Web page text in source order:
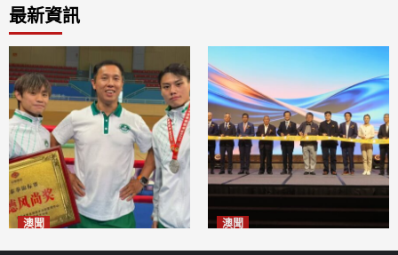
最新資訊
澳聞 澳聞